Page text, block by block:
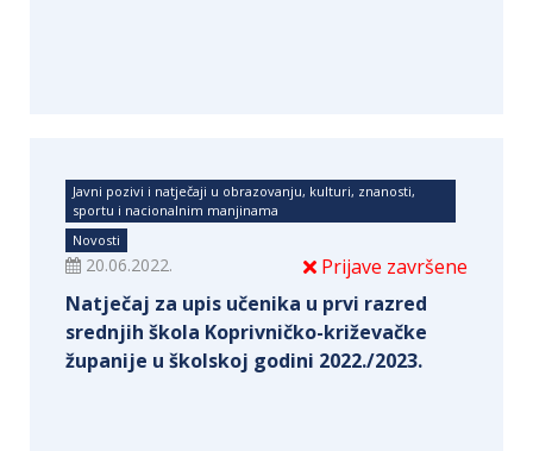
Javni pozivi i natječaji u obrazovanju, kulturi, znanosti,
sportu i nacionalnim manjinama
Novosti
Prijave završene
20.06.2022.
Natječaj za upis učenika u prvi razred
srednjih škola Koprivničko-križevačke
županije u školskoj godini 2022./2023.